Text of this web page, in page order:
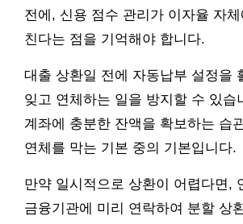
전에, 신용 점수 관리가 이자율 자체
친다는 점을 기억해야 합니다.
대출 상환일 전에 자동납부 설정을
잊고 연체하는 일을 방지할 수 있습
계좌에 충분한 잔액을 확보하는 습
연체를 막는 기본 중의 기본입니다.
만약 일시적으로 상환이 어렵다면,
금융기관에 미리 연락하여 분할 상